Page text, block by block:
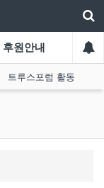
후원안내
트루스포럼 활동